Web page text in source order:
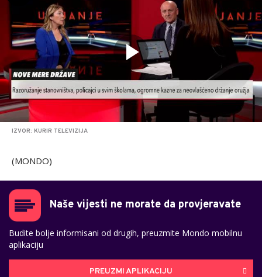
IZVOR: KURIR TELEVIZIJA
(MONDO)
Naše vijesti ne morate da provjeravate
Budite bolje informisani od drugih, preuzmite Mondo mobilnu
aplikaciju
PREUZMI APLIKACIJU